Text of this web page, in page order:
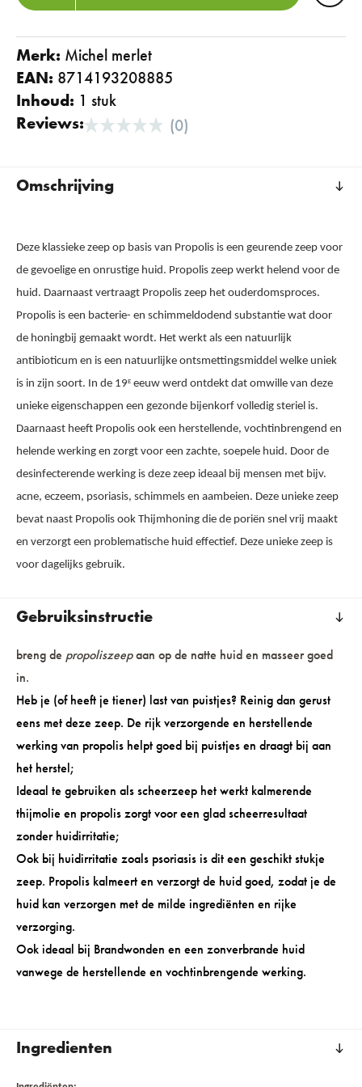
Merk:
michel merlet
EAN: 8714193208885
Inhoud: 1 stuk
Reviews:
(0)
Omschrijving
Deze klassieke zeep op basis van Propolis is een geurende zeep voor
de gevoelige en onrustige huid. Propolis zeep werkt helend voor de
huid. Daarnaast vertraagt Propolis zeep het ouderdomsproces.
Propolis is een bacterie- en schimmeldodend substantie wat door
de honingbij gemaakt wordt. Het werkt als een natuurlijk
antibioticum en is een natuurlijke ontsmettingsmiddel welke uniek
is in zijn soort. In de 19E eeuw werd ontdekt dat omwille van deze
unieke eigenschappen een gezonde bijenkorf volledig steriel is.
Daarnaast heeft Propolis ook een herstellende, vochtinbrengend en
helende werking en zorgt voor een zachte, soepele huid. Door de
desinfecterende werking is deze zeep ideaal bij mensen met bijv.
acne, eczeem, psoriasis, schimmels en aambeien. Deze unieke zeep
bevat naast Propolis ook Thijmhoning die de poriën snel vrij maakt
en verzorgt een problematische huid effectief. Deze unieke zeep is
voor dagelijks gebruik.
Gebruiksinstructie
breng de propoliszeepaan op de natte huid en masseer goed
in.
Heb je (of heeft je tiener) last van puistjes? Reinig dan gerust
eens met deze zeep. De rijk verzorgende en herstellende
werking van propolis helpt goed bij puistjes en draagt bij aan
het herstel;
Ideaal te gebruiken als scheerzeep het werkt kalmerende
thijmolie en propolis zorgt voor een glad scheerresultaat
zonder huidirritatie;
Ook bij huidirritatie zoals psoriasis is dit een geschikt stukje
zeep. Propolis kalmeert en verzorgt de huid goed, zodat je de
huid kan verzorgen met de milde ingrediënten en rijke
verzorging.
Ook ideaal bij Brandwonden en een zonverbrande huid
vanwege de herstellende en vochtinbrengende werking.
Ingredienten